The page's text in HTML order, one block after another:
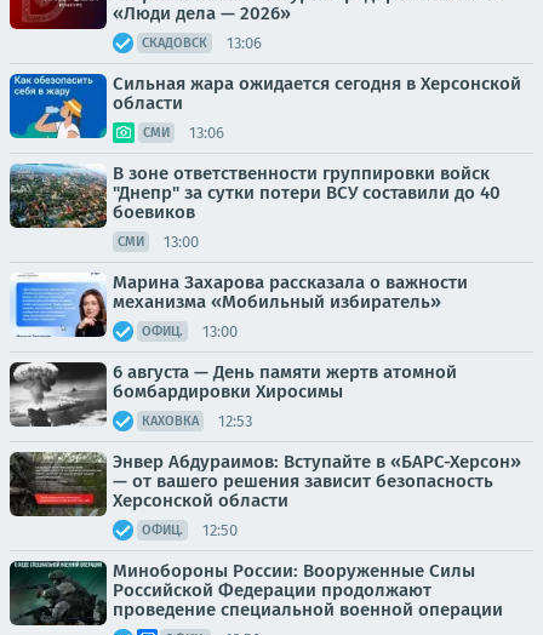
«Люди дела — 2026»
СКАДОВСК 13:06
Сильная жара ожидается сегодня в Херсонской
области
СМИ 13:06
В зоне ответственности группировки войск
"Днепр" за сутки потери ВСУ составили до 40
боевиков
СМИ 13:00
Марина Захарова рассказала о важности
механизма «Мобильный избиратель»
ОФИЦ. 13:00
6 августа — День памяти жертв атомной
бомбардировки Хиросимы
КАХОВКА 12:53
Энвер Абдураимов: Вступайте в «БАРС-Херсон»
— от вашего решения зависит безопасность
Херсонской области
ОФИЦ. 12:50
Минобороны России: Вооруженные Силы
Российской Федерации продолжают
проведение специальной военной операции